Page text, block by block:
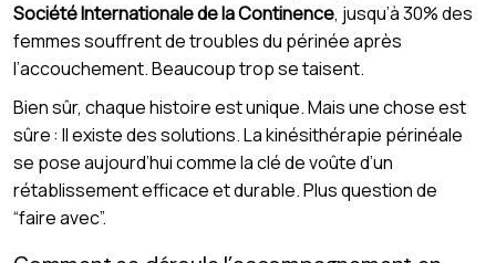
Société Internationale de la Continence, jusqu’à 30% des
femmes souffrent de troubles du périnée après
l’accouchement. Beaucoup trop se taisent.
Bien sûr, chaque histoire est unique. Mais une chose est
sûre : Il existe des solutions. La kinésithérapie périnéale
se pose aujourd’hui comme la clé de voûte d’un
rétablissement efficace et durable. Plus question de
“faire avec”.